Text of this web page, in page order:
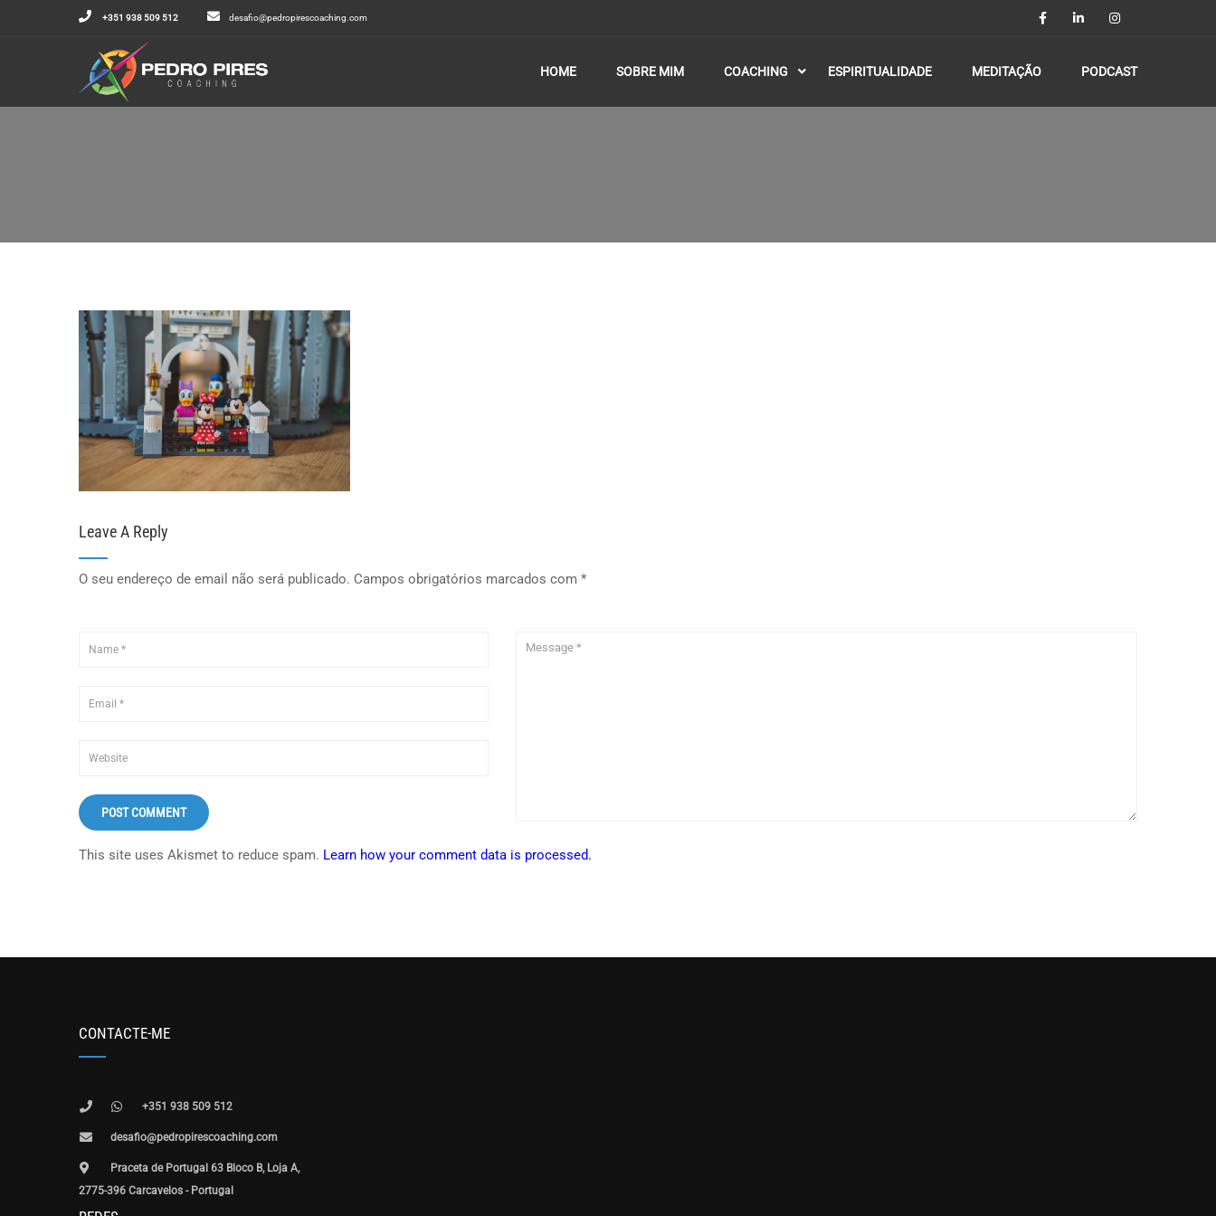
+351 938 509 512 desafio@pedropirescoaching.com
HOME SOBRE MIM COACHING ESPIRITUALIDADE MEDITAÇÃO PODCAST
Leave A Reply
O seu endereço de email não será publicado. Campos obrigatórios marcados com *
This site uses Akismet to reduce spam. Learn how your comment data is processed.
CONTACTE-ME
+351 938 509 512
desafio@pedropirescoaching.com
Praceta de Portugal 63 Bloco B, Loja A,
2775-396 Carcavelos - Portugal